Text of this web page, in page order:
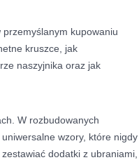
kupowaniu
kruszce, jak
naszyjnika oraz jak
W rozbudowanych
wzory, które nigdy
dodatki z ubraniami,